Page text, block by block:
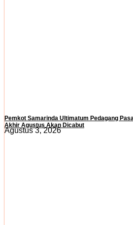
Pemkot Samarinda Ultimatum Pedagang
Akhir Agustus Akan Dicabut
Agustus 3, 2026